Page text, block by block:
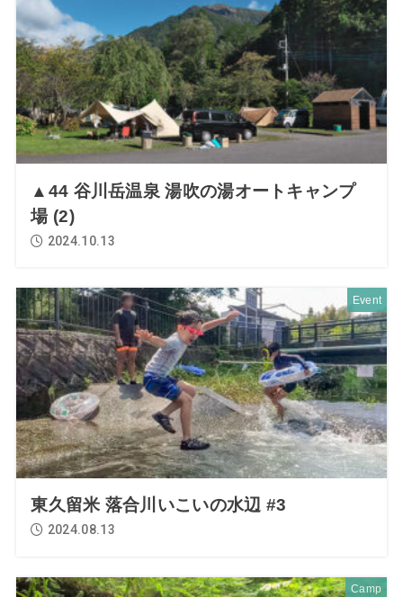
▲44 谷川岳温泉 湯吹の湯オートキャンプ
場 (2)
2024.10.13
Event
東久留米 落合川いこいの水辺 #3
2024.08.13
Camp